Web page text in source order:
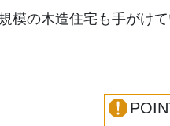
の木造住宅も手がけ